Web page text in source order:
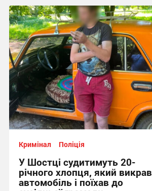
Кримінал Поліція
У Шостці судитимуть 20-
річного хлопця, який викрав
автомобіль і поїхав до